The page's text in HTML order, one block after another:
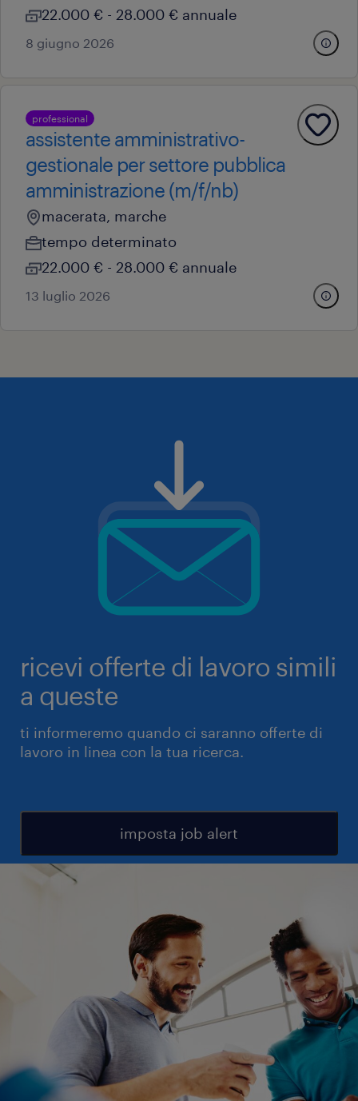
22.000 € - 28.000 € annuale
8 giugno 2026
professional
assistente amministrativo-
gestionale per settore pubblica
amministrazione (m/f/nb)
macerata, marche
tempo determinato
22.000 € - 28.000 € annuale
13 luglio 2026
ricevi offerte di lavoro simili
a queste
ti informeremo quando ci saranno offerte di
lavoro in linea con la tua ricerca.
imposta job alert